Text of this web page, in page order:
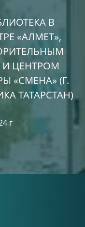
В
«АЛМЕТ»,
И ЦЕНТРОМ
«СМЕНА» (Г.
ТАТАРСТАН)
г